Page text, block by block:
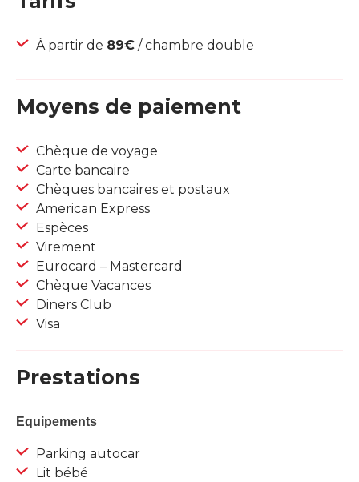
À partir de 89€ / chambre double
Moyens de paiement
Chèque de voyage
Carte bancaire
Chèques bancaires et postaux
American Express
Espèces
Virement
Eurocard – Mastercard
Chèque Vacances
Diners Club
Visa
Prestations
Equipements
Parking autocar
Lit bébé